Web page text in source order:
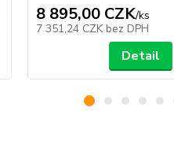
8 895,00 CZK/ks
7 351,24 CZK bez DPH
Detail